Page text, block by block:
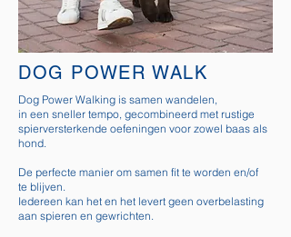
DOG POWER WALK
Dog Power Walking is samen wandelen,
in een sneller tempo, gecombineerd met rustige
spierversterkende oefeningen voor zowel baas als
hond.
De perfecte manier om samen fit te worden en/of
te blijven.
Iedereen kan het en het levert geen overbelasting
aan spieren en gewrichten.